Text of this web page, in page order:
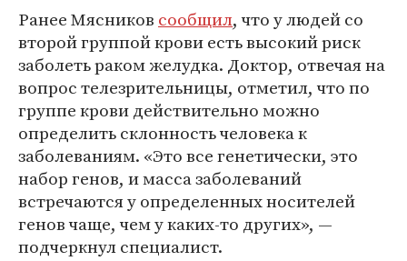
Ранее Мясников сообщил, что у людей со
второй группой крови есть высокий риск
заболеть раком желудка. Доктор, отвечая на
вопрос телезрительницы, отметил, что по
группе крови действительно можно
определить склонность человека к
заболеваниям. «Это все генетически, это
набор генов, и масса заболеваний
встречаются у определенных носителей
генов чаще, чем у каких-то других», —
подчеркнул специалист.